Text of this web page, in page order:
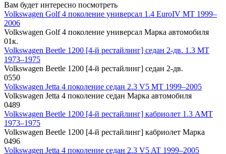
Вам будет интересно посмотреть
Volkswagen Golf 4 поколение универсал 1.4 EuroIV MT 1999–
2006
Volkswagen Golf 4 поколение универсал Марка автомобиля
01к.
Volkswagen Beetle 1200 [4-й рестайлинг] седан 2-дв. 1.3 MT
1973–1975
Volkswagen Beetle 1200 [4-й рестайлинг] седан 2-дв.
0550
Volkswagen Jetta 4 поколение седан 2.3 V5 MT 1999–2005
Volkswagen Jetta 4 поколение седан Марка автомобиля
0489
Volkswagen Beetle 1200 [4-й рестайлинг] кабриолет 1.3 AMT
1973–1975
Volkswagen Beetle 1200 [4-й рестайлинг] кабриолет Марка
0496
Volkswagen Jetta 4 поколение седан 2.3 V5 AT 1999–2005